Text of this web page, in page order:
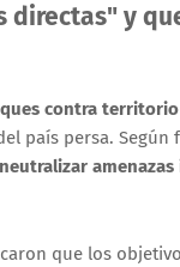
directas" y
contra
país persa.
neutralizar
que los